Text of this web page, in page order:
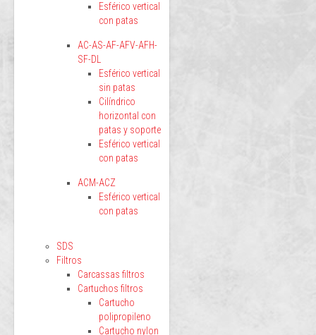
Esférico vertical
con patas
AC-AS-AF-AFV-AFH-
SF-DL
Esférico vertical
sin patas
Cilíndrico
horizontal con
patas y soporte
Esférico vertical
con patas
ACM-ACZ
Esférico vertical
con patas
SDS
Filtros
Carcassas filtros
Cartuchos filtros
Cartucho
polipropileno
Cartucho nylon